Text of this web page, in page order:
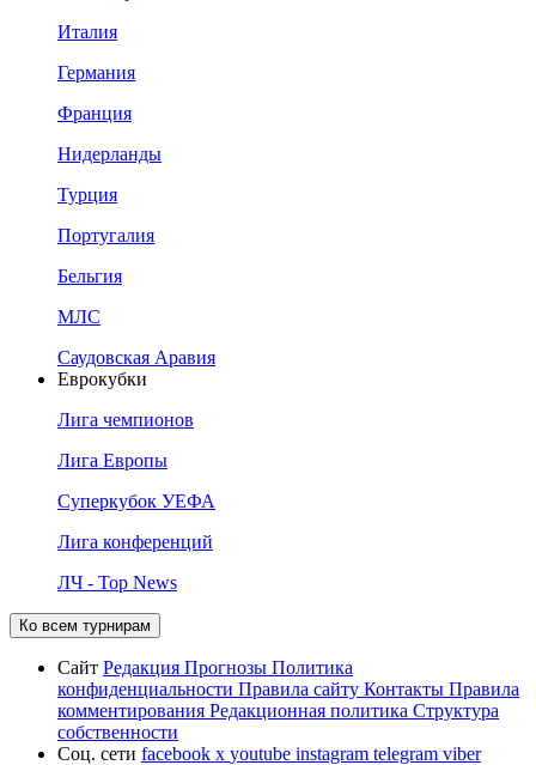
Италия
Германия
Франция
Нидерланды
Турция
Португалия
Бельгия
МЛС
Саудовская Аравия
Еврокубки
Лига чемпионов
Лига Европы
Суперкубок УЕФА
Лига конференций
ЛЧ - Top News
Ко всем турнирам
Сайт Редакция Прогнозы Политика
конфиденциальности Правила сайту Контакты Правила
комментирования Редакционная политика Структура
собственности
Соц. сети facebook x youtube instagram telegram viber